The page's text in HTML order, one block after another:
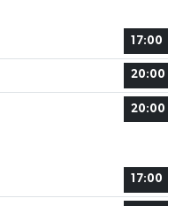
17:00
20:00
20:00
17:00